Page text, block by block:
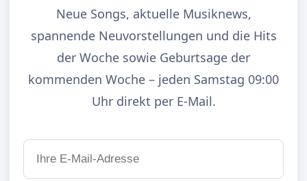
Neue Songs, aktuelle Musiknews,
spannende Neuvorstellungen und die Hits
der Woche sowie Geburtsage der
kommenden Woche – jeden Samstag 09:00
Uhr direkt per E-Mail.